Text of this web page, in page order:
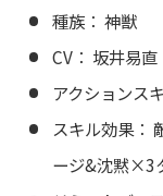
種族： 神獣
CV： 坂井易直
アクションス
スキル効果：
ージ&沈黙×3